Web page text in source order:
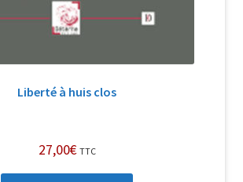
Liberté à huis clos
27,00€ TTC